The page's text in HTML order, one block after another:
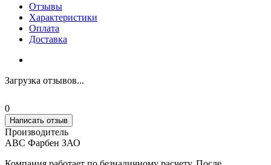
Отзывы
Характеристики
Оплата
Доставка
Загрузка отзывов...
0
Написать отзыв
Производитель
АВС Фарбен ЗАО